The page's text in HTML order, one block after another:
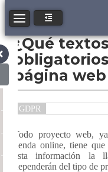
Toggle navigation
¿Qué
página
GDPR
Todo proyecto web,
tienda online, tiene
esta información la
dependerán del tipo de